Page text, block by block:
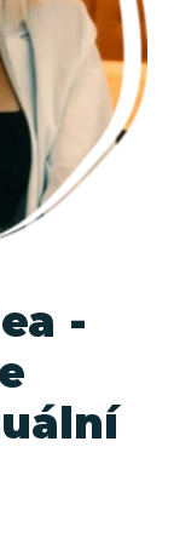
-